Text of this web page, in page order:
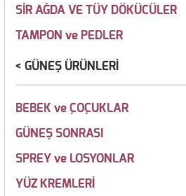
SİR AĞDA VE TÜY DÖKÜCÜLER
TAMPON ve PEDLER
GÜNEŞ ÜRÜNLERİ
BEBEK ve ÇOÇUKLAR
GÜNEŞ SONRASI
SPREY ve LOSYONLAR
YÜZ KREMLERİ